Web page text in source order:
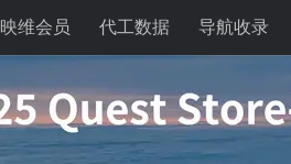
映维会员 代工数据 导航收录